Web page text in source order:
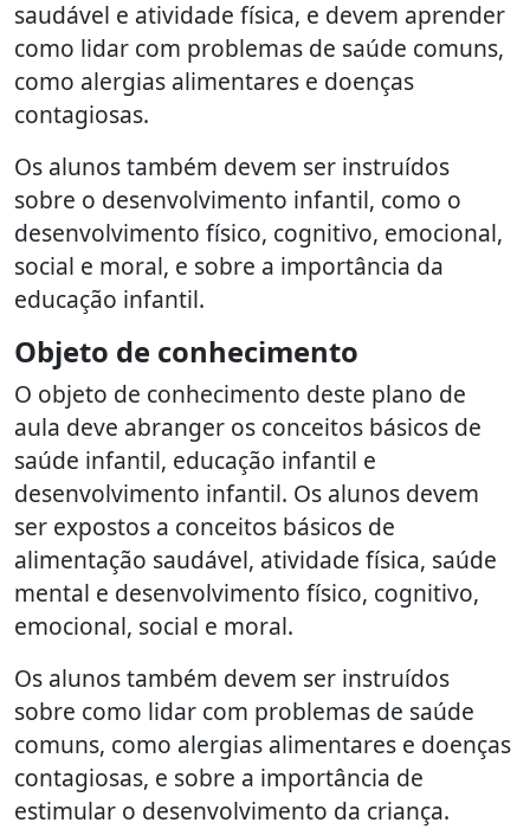
saudável e atividade física, e devem aprender
como lidar com problemas de saúde comuns,
como alergias alimentares e doenças
contagiosas.
Os alunos também devem ser instruídos
sobre o desenvolvimento infantil, como o
desenvolvimento físico, cognitivo, emocional,
social e moral, e sobre a importância da
educação infantil.
Objeto de conhecimento
O objeto de conhecimento deste plano de
aula deve abranger os conceitos básicos de
saúde infantil, educação infantil e
desenvolvimento infantil. Os alunos devem
ser expostos a conceitos básicos de
alimentação saudável, atividade física, saúde
mental e desenvolvimento físico, cognitivo,
emocional, social e moral.
Os alunos também devem ser instruídos
sobre como lidar com problemas de saúde
comuns, como alergias alimentares e doenças
contagiosas, e sobre a importância de
estimular o desenvolvimento da criança.